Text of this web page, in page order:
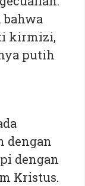
bahwa
kirmizi,
putih
dengan
dengan
Kristus.